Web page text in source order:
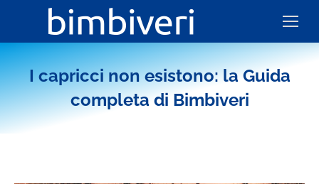
I capricci non esistono: la Guida
completa di Bimbiveri